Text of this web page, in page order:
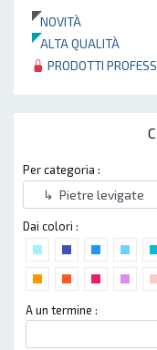
NOVITÀ
ALTA QUALITÀ
PRODOTTI
Per categoria :
Dai colori :
A un termine :